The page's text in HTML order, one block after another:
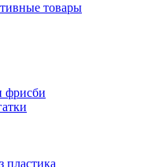
товары
фрисби
пластика